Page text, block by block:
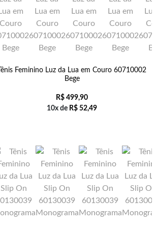
Tênis Feminino Luz da Lua em Couro 60710002
Bege
R$ 499,90
10x de R$ 52,49